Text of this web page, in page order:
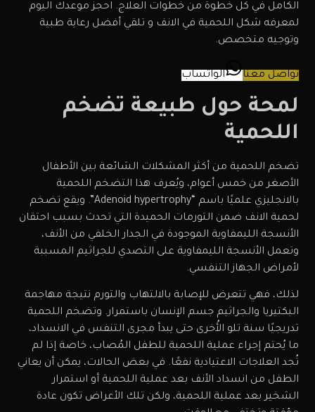
الكامل في كل خطوة من خطوات العلاج. احجز موعدك اليوم
لمعرفه شكل اللحمية في الانف و تلقي أفضل رعاية طبية
وتوجيه متخصص.
تواصل معنا الواتساب
لمحة حول طبيعة تضخم
اللحمية
تضخم اللحمية من أكثر المشكلات الشائعة بين الأطفال
الأصغر من خمس أعوام، ويُعرف هذا التضخم اللحمية
بالانجليزي علميًا باسم “Adenoid hypertrophy”. ويقع تضخم
لحمية الانف ضمن التورمات الحميدة التي تحدث بسبب احتقان
الأنسجة الليمفاوية الموجودة في الجدار الخلفي من الأنف،
وتعمل الأنسجة الليمفاوية على التصدي للجراثيم المسببة
لأمراض الجهاز التنفسي.
لذلك، فهي تتعرض للإصابة بالالتهاب والتورم نتيجة مهاجمة
البكتيريا والجراثيم جسم الإنسان باستمرار. وتضخم اللحمية
تدريجيًا سنة تلو الأُخرى حتى يبدأ مجرى التنفس في الانسداد،
ما يُحتم إجراء عملية اللحمية للطفل المُصاب، خاصة إذا لم
تُجد العلاجات الاعتيادية نفعًا. في بعض الحالات، يمكن أن يعاني
الطفل من انسداد الأنف بعد عملية اللحمية أو استمرار
الشخير بعد عملية اللحمية، ولكن تلك الأعراض تكون عادة